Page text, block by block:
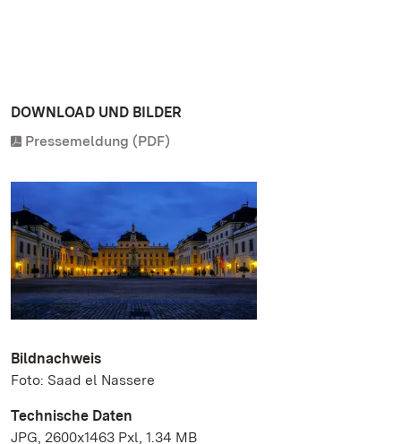
DOWNLOAD UND BILDER
Pressemeldung (PDF)
Bildnachweis
Foto: Saad el Nassere
Technische Daten
JPG, 2600x1463 Pxl, 1.34 MB